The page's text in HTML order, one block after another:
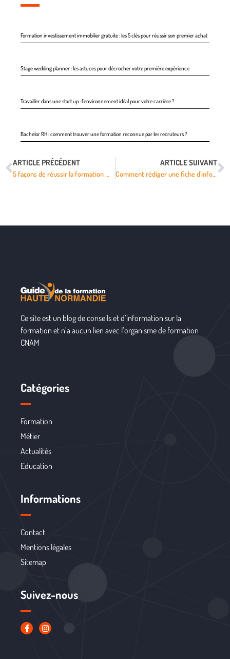
Formation investissement immobilier gratuite : les 5 clés pour réussir son premier achat
Stage wedding planner : les astuces pour décrocher votre première expérience
Travailler dans une start up : l’environnement idéal pour votre carrière ?
Bachelor RH : comment trouver une formation reconnue par les recruteurs ?
ARTICLE PRÉCÉDENT
5 façons de réussir la formation média 101
ARTICLE SUIVANT
Comment rédiger une fiche d’information
Ce site est un blog de conseils et d’information sur la
formation et n’a aucun lien avec l’organisme de formation
CNAM
Catégories
Formation
Métier
Actualités
Education
Informations
Contact
Mentions légales
Sitemap
Suivez-nous